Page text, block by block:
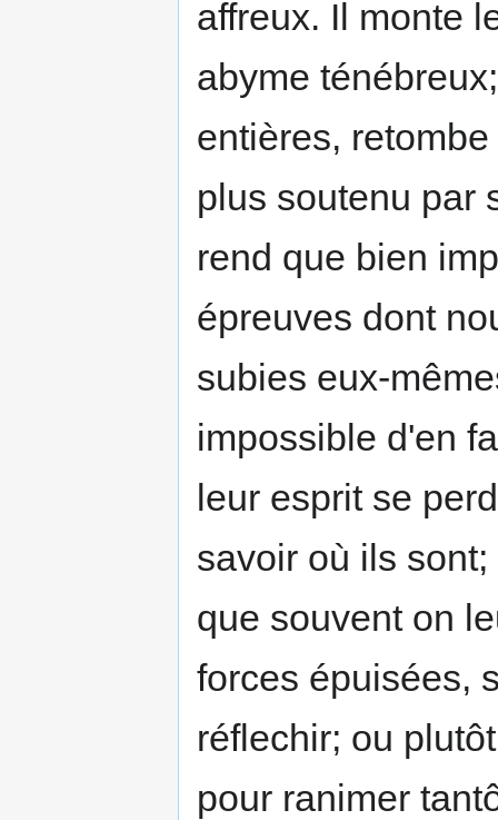
affreux. Il monte
abyme
entières,
plus soutenu par
rend que bien
épreuves dont
subies eux-
impossible d'en
leur esprit se
savoir où ils
que souvent on
forces épuisées,
réflechir; ou
pour ranimer